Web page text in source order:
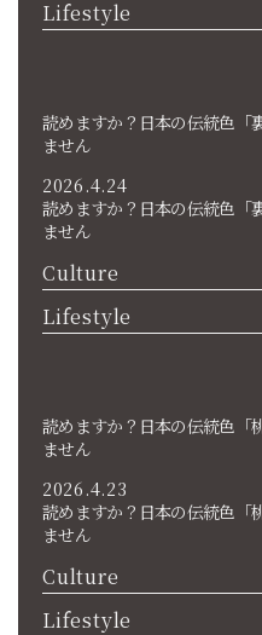
Lifestyle
読めますか？日本の伝統色「
ません
2026.4.24
読めますか？日本の伝統色「
ません
Culture
Lifestyle
読めますか？日本の伝統色「
ません
2026.4.23
読めますか？日本の伝統色「
ません
Culture
Lifestyle